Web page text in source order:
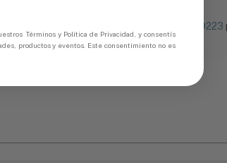
+504 9774-9223
soporte a tu compra.
Términos y Política de Privacidad, y consentís
productos y eventos. Este consentimiento no es